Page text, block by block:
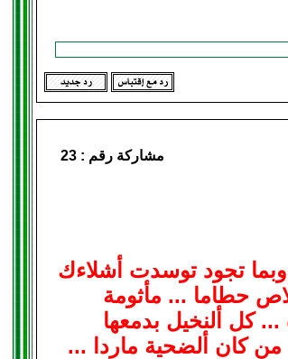
مشاركة رقم : 23
تجود توسدت أشلاءك
حطاما ... مأثومة
كل ألنخيل بدمعها
كان ألضحية ماردا ...